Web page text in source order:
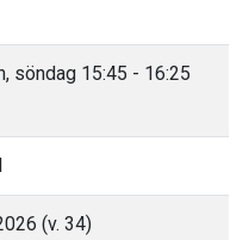
söndag 15:45 - 16:25
(v. 34)